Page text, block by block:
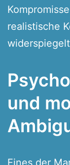
realistische
und
Eines der